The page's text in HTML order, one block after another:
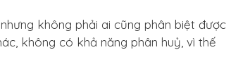
không phải ai cũng phân biệt được
không có khả năng phân huỷ, vì thế